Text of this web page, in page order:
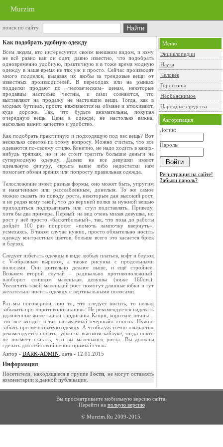
Murzim
поиск по сайту
Как подобрать удобную одежду
Всем людям, кто интересуется своим внешним видом, и кому
не всё равно как он одет, давно известно, что подобрать
одновременно удобную, практичную и в тоже время модную
одежду в наше время не так уж и просто. Сейчас производят
много подделок, выдавая их якобы за трендовые вещи от
известных производителей. В переходах или на рынках
подделки продают по «человеческим» ценам, некоторые
продавцы настолько честны, и сами сознаются, что
выставляют на продажу не настоящие вещи. Тогда, как в
модных бутиках, просто наживаются на обмане и втюхивают,
куда дороже. Так, что будьте внимательны, покупая
очередную вещь. Цена в одежде, не настолько важна,
насколько важно качество и удобство.
Как подобрать практичную и подходящую под вас вещь? Вот
несколько советов по этому вопросу. Можно считать, что все
одеваются по-своему стилю. Конечно, не надо ходить в каких-
нибудь тряпках, но и не стоит тратить большие деньги на
супермодную одежду. Далеко не все девушки имеют
идеальную фигуру, скрыть какие либо недостатки нам
помогает обман зрения или попросту правильная одежда.
Телосложение имеет разные формы, оно может быть, упругим
и накаченным или расслабленным, донельзя. То же самое
можно сказать по поводу роста, некоторым дан высокий рост,
и не редко кому такой, что до верхней полки за нужной вещью
приходиться подпрыгивать или стул подставлять. Приведу,
хотя бы два примера. Первый: на вид очень милая девушка, но
рост у неё просто «баскетбольный», так, что пока до работы
дойдёт 100 раз попросят «помочь лампочку ввернуть»,
усмехаясь. В таком случае нужно, просто обязательно носить
одежду контрастных цветов, больше всего это касается брюк
и блузок.
Следует избегать одежды в виде любых платьев, кофт и блузок
с V-образным вырезом, а также рисунка с продольными
полосами. Они зрительно делают выше, и ещё стройнее.
Возьмем второй случай – радикально противоположный:
наоборот слишком маленькая девушка (ниже 160см.).
Увеличить такой маленький рост помогут длинные юбки и тут
желательно носить одежду с вертикальными полосами.
Раз мы поговорили, про то, что следует носить, то нельзя
забывать про «противопоказания». Не рекомендуется надевать
удлинённые жилеты или кардиганы. Капри, короткие штаны –
это всё входит в так называемый «чёрный» список. Нужно
забыть про мешковатую одежду. А чтобы уж точно «вырасти»
рекомендуется носить туфли на высоком каблуке, тогда никто
не посмеет сказать, что вы маленького роста. Вы должны
сделать для себя свой неповторимый стиль.
Автор - DARK-ADMIN , дата - 12.01.2015
Информация
Посетители, находящиеся в группе Гости, не могут оставлять
комментарии к данной публикации.
Меню
Энциклопедии
Наука
Человек
Гороскопы
Необъяснимое
Народные средства
Авторизация
Логин:
Пароль:
Регистрация на сайте!
Забыли пароль?
Вы просматриваете мобильную версию сайта.
Перейти на полную версию
© Murzim.Ru 2009-2015.